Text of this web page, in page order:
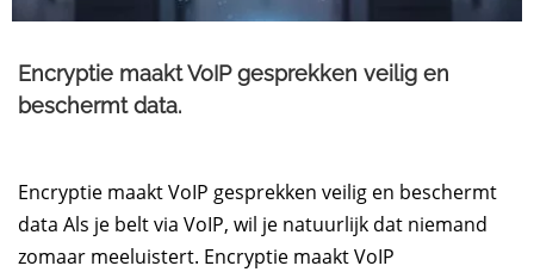
Encryptie maakt VoIP gesprekken veilig en
beschermt data.
Encryptie maakt VoIP gesprekken veilig en beschermt
data Als je belt via VoIP, wil je natuurlijk dat niemand
zomaar meeluistert. Encryptie maakt VoIP